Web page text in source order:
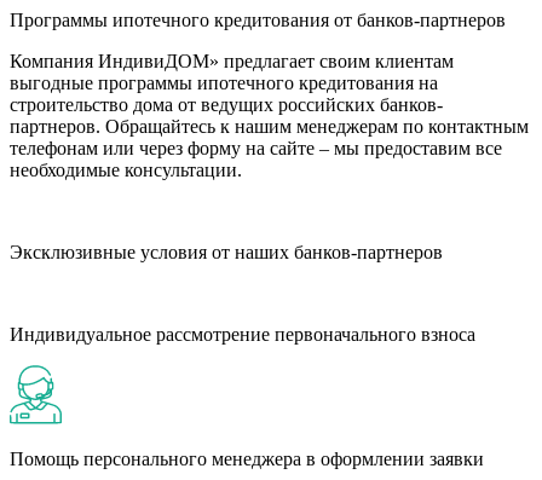
Программы ипотечного кредитования от банков-партнеров
Компания ИндивиДОМ» предлагает своим клиентам
выгодные программы ипотечного кредитования на
строительство дома от ведущих российских банков-
партнеров. Обращайтесь к нашим менеджерам по контактным
телефонам или через форму на сайте – мы предоставим все
необходимые консультации.
Эксклюзивные условия от наших банков-партнеров
Индивидуальное рассмотрение первоначального взноса
Помощь персонального менеджера в оформлении заявки